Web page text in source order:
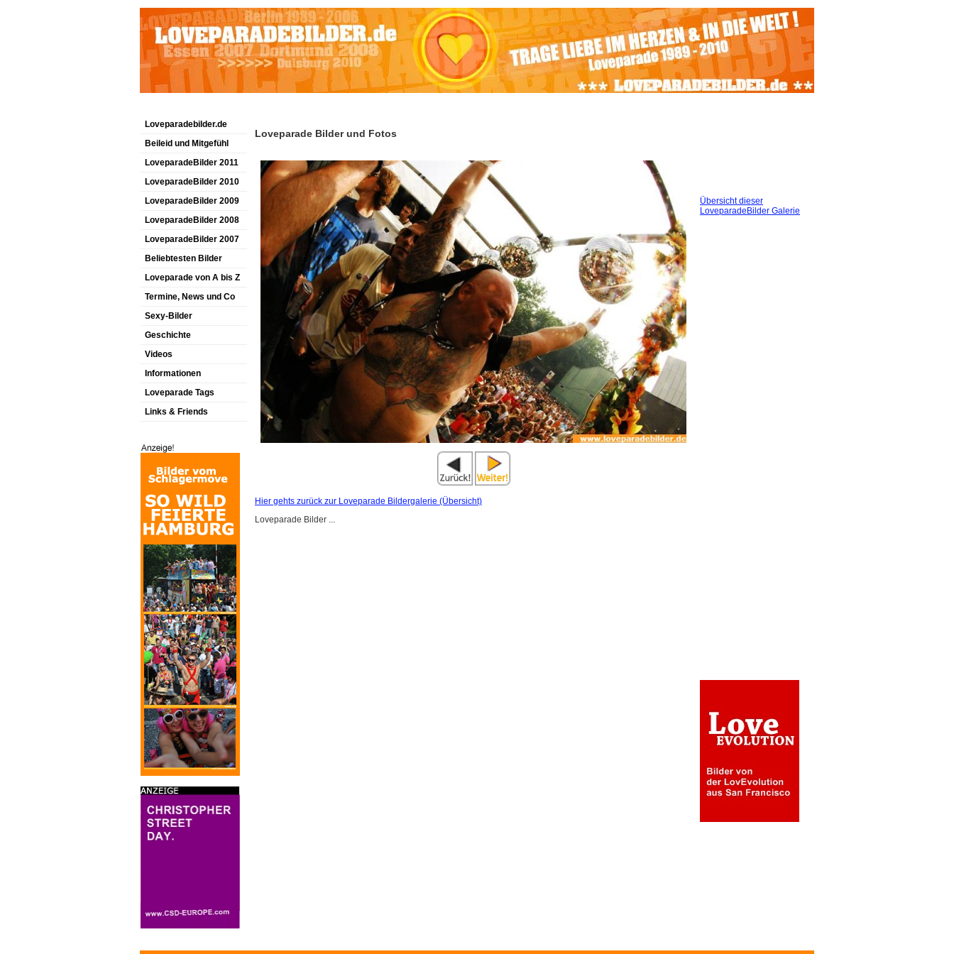
Loveparadebilder.de
Beileid und Mitgefühl
LoveparadeBilder 2011
LoveparadeBilder 2010
LoveparadeBilder 2009
LoveparadeBilder 2008
LoveparadeBilder 2007
Beliebtesten Bilder
Loveparade von A bis Z
Termine, News und Co
Sexy-Bilder
Geschichte
Videos
Informationen
Loveparade Tags
Links & Friends
Loveparade Bilder und Fotos
Hier gehts zurück zur Loveparade Bildergalerie (Übersicht)
Loveparade Bilder ...
Übersicht dieser
LoveparadeBilder Galerie